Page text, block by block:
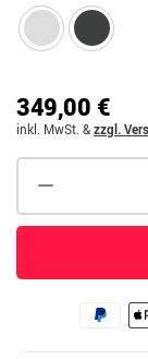
349,00 €
inkl. MwSt. &zzgl.